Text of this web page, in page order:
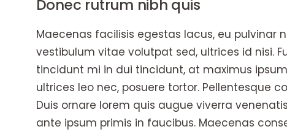
Donec rutrum nibh quis
Maecenas facilisis egestas lacus, eu pulvinar
vestibulum vitae volutpat sed, ultrices id nisi.
tincidunt mi in dui tincidunt, at maximus
ultrices leo nec, posuere tortor. Pellentesque
Duis ornare lorem quis augue viverra
ante ipsum primis in faucibus. Maecenas